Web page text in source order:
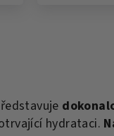
hydrataci.